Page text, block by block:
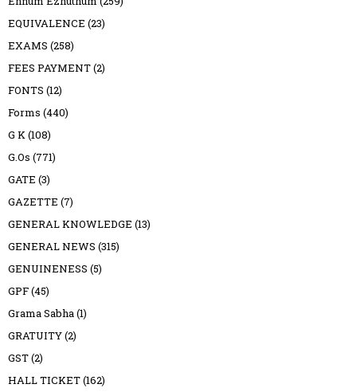
EQUIVALENCE (23)
EXAMS (258)
FEES PAYMENT(2)
FONTS (12)
Forms (440)
G K(108)
G.Os (771)
GATE (3)
GAZETTE (7)
GENERAL KNOWLEDGE (13)
GENERAL NEWS (315)
GENUINENESS (5)
GPF(45)
Grama Sabha(1)
GRATUITY(2)
GST(2)
HALL TICKET(162)